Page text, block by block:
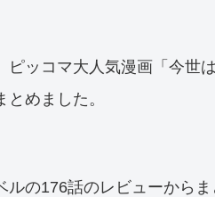
ピッコマ大人気漫画「今世
めました。
ルの176話のレビューからま